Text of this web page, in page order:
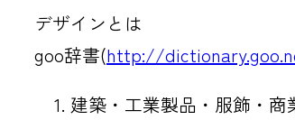
デザインとは
goo辞書(http://
建築・工業製品・服飾・